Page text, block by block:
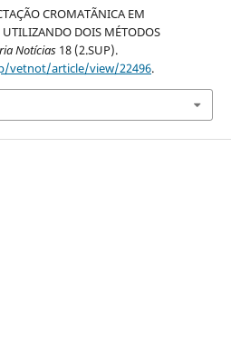
CROMATÃNICA EM
UTILIZANDO DOIS MÉTODOS
Notícias18 (2.SUP).
vetnot/article/view/22496.